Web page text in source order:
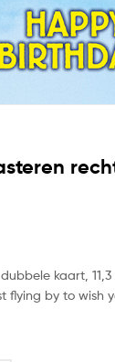
kaart, 11,3
flying by to wish